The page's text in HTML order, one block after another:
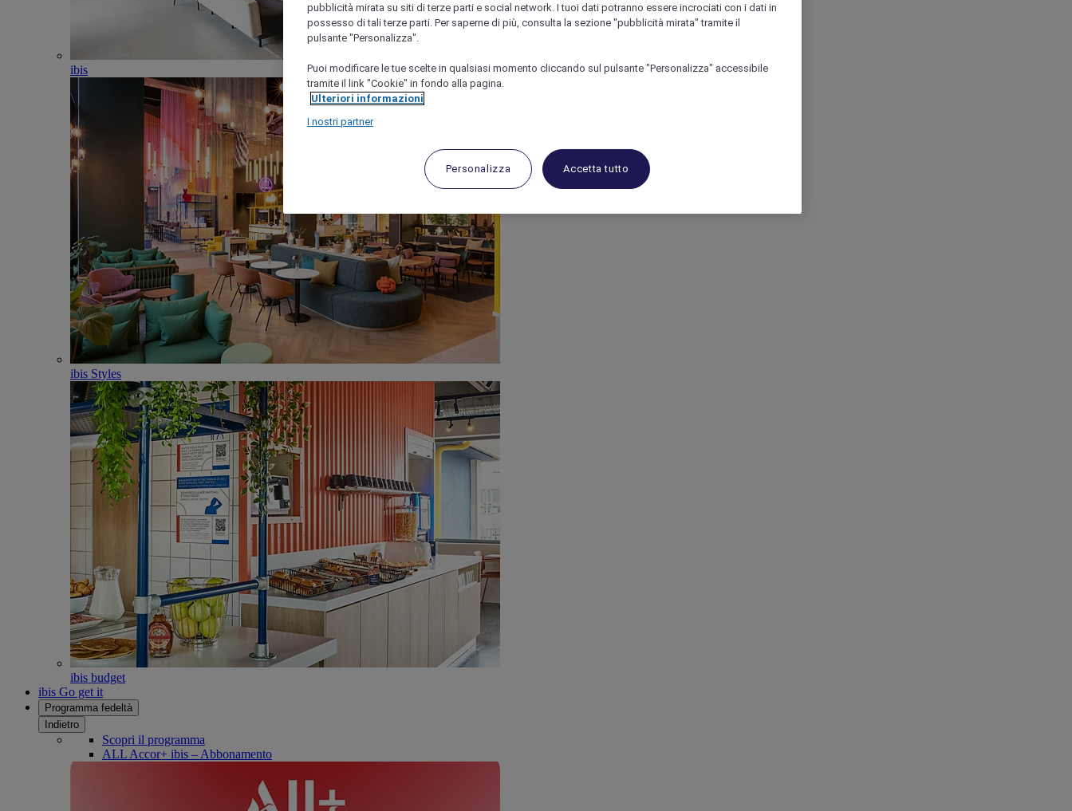
ibis
ibis Styles
ibis budget
ibis Go get it
Programma fedeltà
Indietro
Scopri il programma
ALL Accor+ ibis – Abbonamento
pubblicità mirata su siti di terze parti e social network. I tuoi dati potranno essere incrociati con i dati in
possesso di tali terze parti. Per saperne di più, consulta la sezione "pubblicità mirata" tramite il
pulsante "Personalizza".
Puoi modificare le tue scelte in qualsiasi momento cliccando sul pulsante "Personalizza" accessibile
tramite il link "Cookie" in fondo alla pagina.
Ulteriori informazioni
I nostri partner
Personalizza Accetta tutto